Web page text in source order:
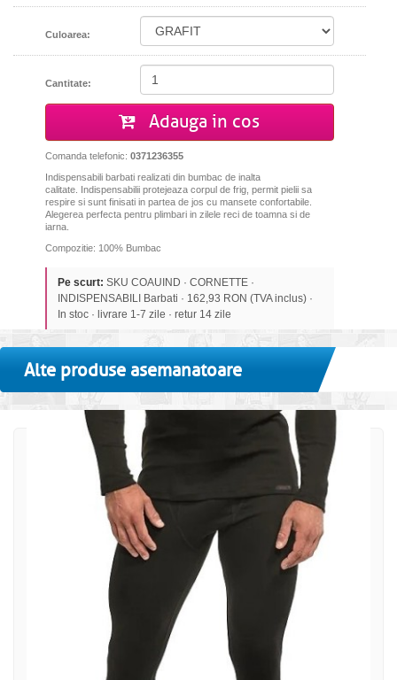
Culoarea:
Cantitate:
Adauga in cos
Comanda telefonic: 0371236355
Indispensabili barbati realizati din bumbac de inalta
calitate. Indispensabilii protejeaza corpul de frig, permit pielii sa
respire si sunt finisati in partea de jos cu mansete confortabile.
Alegerea perfecta pentru plimbari in zilele reci de toamna si de
iarna.
Compozitie: 100% Bumbac
Pe scurt: SKU COAUIND · CORNETTE ·
INDISPENSABILI Barbati · 162,93 RON (TVA inclus) ·
In stoc · livrare 1-7 zile · retur 14 zile
Alte produse asemanatoare